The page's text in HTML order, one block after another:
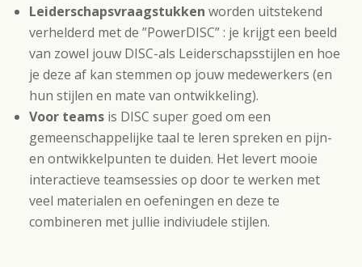
Leiderschapsvraagstukken worden uitstekend
verhelderd met de ”PowerDISC” : je krijgt een beeld
van zowel jouw DISC-als Leiderschapsstijlen en hoe
je deze af kan stemmen op jouw medewerkers (en
hun stijlen en mate van ontwikkeling).
Voor teams is DISC super goed om een
gemeenschappelijke taal te leren spreken en pijn-
en ontwikkelpunten te duiden. Het levert mooie
interactieve teamsessies op door te werken met
veel materialen en oefeningen en deze te
combineren met jullie indiviudele stijlen.